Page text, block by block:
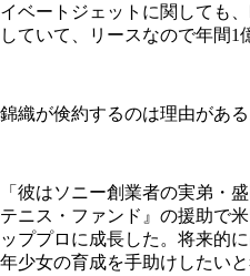
イベートジェットに関しても
していて、リースなので年間1
錦織が倹約するのは理由がある
「彼はソニー創業者の実弟・
テニス・ファンド』の援助で
ッププロに成長した。将来的
年少女の育成を手助けしたい